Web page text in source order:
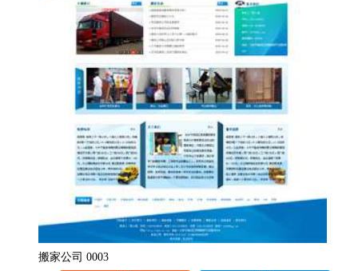
搬家公司 0003